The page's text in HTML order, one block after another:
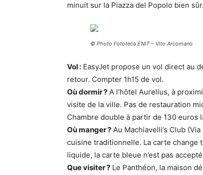
minuit sur la Piazza del Popolo bien sûr.
© Photo Fototeca ENIT – Vito Arcomano
Vol : EasyJet propose un vol direct au
retour. Compter 1h15 de vol.
Où dormir ? A l’hôtel Aurelius, à
visite de la ville. Pas de restauration
Chambre double à partir de 130 euros
Où manger ? Au Machiavelli’s Club
cuisine traditionnelle. La carte change
liquide, la carte bleue n’est pas
Que visiter ? Le Panthéon, la maison